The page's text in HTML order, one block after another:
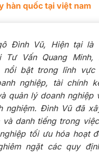
hàn quốc tại việt nam
Đình Vũ, Hiện tại là
Tư Vấn Quang Minh,
nổi bật trong lĩnh vực
nghiệp, tài chính
quản lý doanh nghiệp
nghiệm. Đình Vũ đã
danh tiếng trong
tối ưu hóa hoạt
ngặt các quy